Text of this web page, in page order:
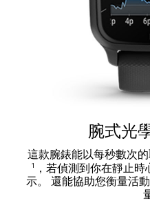
腕式光
這款腕錶能以每秒數次
1
，若偵測到你在靜止
示。 還能協助您衡量活